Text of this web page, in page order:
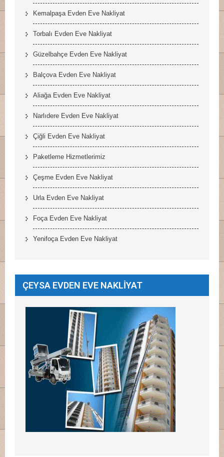
Kemalpaşa Evden Eve Nakliyat
Torbalı Evden Eve Nakliyat
Güzelbahçe Evden Eve Nakliyat
Balçova Evden Eve Nakliyat
Aliağa Evden Eve Nakliyat
Narlıdere Evden Eve Nakliyat
Çiğli Evden Eve Nakliyat
Paketleme Hizmetlerimiz
Çeşme Evden Eve Nakliyat
Urla Evden Eve Nakliyat
Foça Evden Eve Nakliyat
Yenifoça Evden Eve Nakliyat
ÇEYSA EVDEN EVE NAKLİYAT